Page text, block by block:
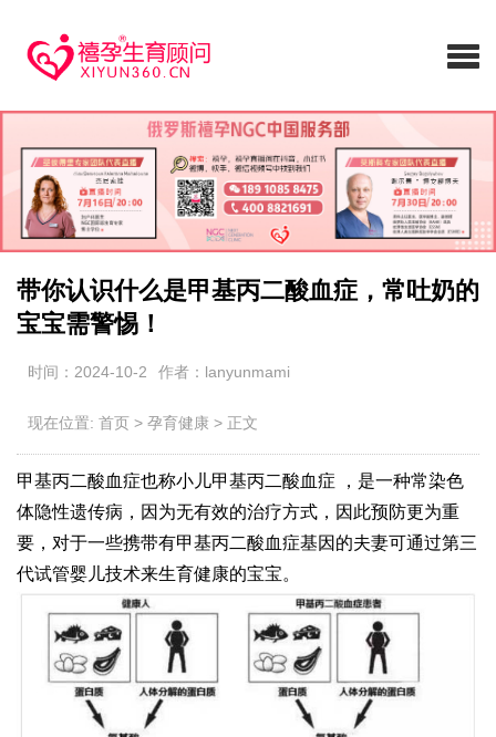
带你认识什么是甲基丙二酸血症，常吐奶的
宝宝需警惕！
时间：2024-10-2 作者：lanyunmami
现在位置: 首页 > 孕育健康 > 正文
甲基丙二酸血症也称小儿甲基丙二酸血症 ，是一种常染色
体隐性遗传病，因为无有效的治疗方式，因此预防更为重
要，对于一些携带有甲基丙二酸血症基因的夫妻可通过第三
代试管婴儿技术来生育健康的宝宝。